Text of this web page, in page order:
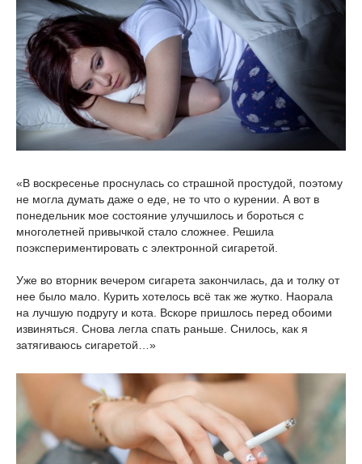
«В воскресенье проснулась со страшной простудой, поэтому
не могла думать даже о еде, не то что о курении. А вот в
понедельник мое состояние улучшилось и бороться с
многолетней привычкой стало сложнее. Решила
поэкспериментировать с электронной сигаретой.
Уже во вторник вечером сигарета закончилась, да и толку от
нее было мало. Курить хотелось всё так же жутко. Наорала
на лучшую подругу и кота. Вскоре пришлось перед обоими
извиняться. Снова легла спать раньше. Снилось, как я
затягиваюсь сигаретой…»